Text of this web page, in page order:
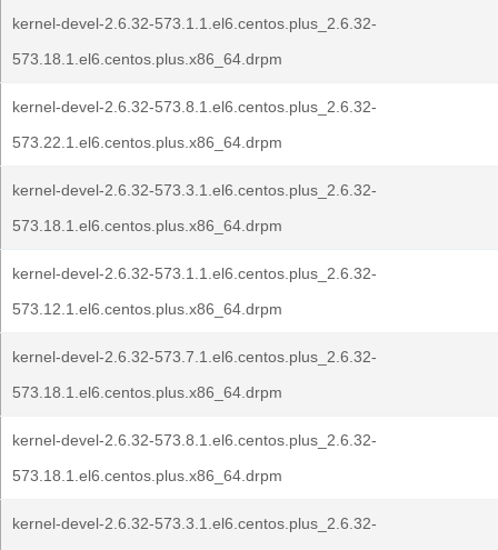
kernel-devel-2.6.32-573.1.1.el6.centos.plus_2.6.32-
573.18.1.el6.centos.plus.x86_64.drpm
kernel-devel-2.6.32-573.8.1.el6.centos.plus_2.6.32-
573.22.1.el6.centos.plus.x86_64.drpm
kernel-devel-2.6.32-573.3.1.el6.centos.plus_2.6.32-
573.18.1.el6.centos.plus.x86_64.drpm
kernel-devel-2.6.32-573.1.1.el6.centos.plus_2.6.32-
573.12.1.el6.centos.plus.x86_64.drpm
kernel-devel-2.6.32-573.7.1.el6.centos.plus_2.6.32-
573.18.1.el6.centos.plus.x86_64.drpm
kernel-devel-2.6.32-573.8.1.el6.centos.plus_2.6.32-
573.18.1.el6.centos.plus.x86_64.drpm
kernel-devel-2.6.32-573.3.1.el6.centos.plus_2.6.32-